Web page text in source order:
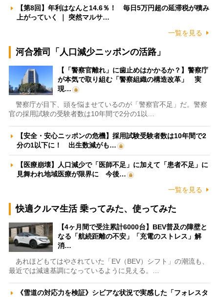
【第8回】年利はなんと14.6％！ 毎日5万円超の延滞税が積み
上がっていく ｜ 突然マルサ…
一覧を見る
河合雅司「人口減少ニッポンの活路」
【「警察官離れ」に歯止めはかかるか？】警察庁
が本気で取り組む「警察組織の構造改革」 実
現…
警察庁が目下、頭を悩ませているのが「警察官不足」だ。警察
官の採用試験の受験者数は10年間で2分の1以…
【安全・安心ニッポンの危機】採用試験受験者数は10年間で2
分の1以下に！ 出生数減がも…
【医療崩壊】人口減少で「医師不足」に加えて「患者不足」に
見舞われ地域医療が限界に 今後…
一覧を見る
快適クルマ生活 乗ってみた、使ってみた
【4ヶ月間で受注累計6000台】BEV普及の障壁と
なる「航続距離の不安」「充電のストレス」解
消…
あれほどもてはやされていた「EV（BEV）シフト」の潮流も、
最近では減速基調になっているように見える。…
《雪道の対応力を検証》シビアな状況で実感した「フォレスタ